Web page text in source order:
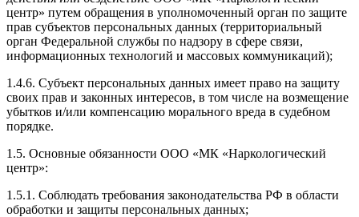
центр» путем обращения в уполномоченный орган по защите
прав субъектов персональных данных (территориальный
орган Федеральной службы по надзору в сфере связи,
информационных технологий и массовых коммуникаций);
1.4.6. Субъект персональных данных имеет право на защиту
своих прав и законных интересов, в том числе на возмещение
убытков и/или компенсацию морального вреда в судебном
порядке.
1.5. Основные обязанности ООО «МК «Наркологический
центр»:
1.5.1. Соблюдать требования законодательства РФ в области
обработки и защиты персональных данных;